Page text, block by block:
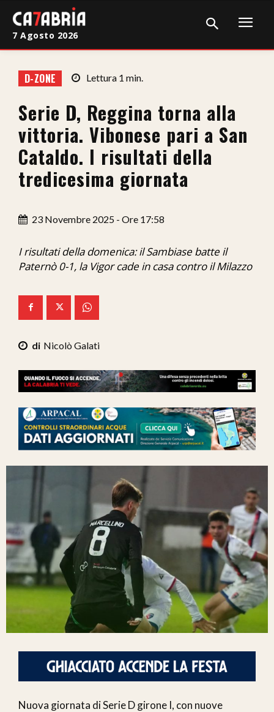
Cronaca
Giudiziaria
Politica
Sport
Sanità
Economia
C7 Play
We Calabria
7 Agosto 2026
D-ZONE Lettura 1 min.
Serie D, Reggina torna alla
vittoria. Vibonese pari a San
Cataldo. I risultati della
tredicesima giornata
23 Novembre 2025 - Ore 17:58
I risultati della domenica: il Sambiase batte il
Paternò 0-1, la Vigor cade in casa contro il Milazzo
Nicolò Galati
Nuova giornata di Serie D girone I, con nuove